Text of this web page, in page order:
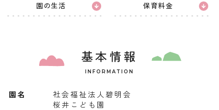
園の生活 保育料金
基本情報
INFORMATION
園名
社会福祉法人碧明会
桜井こども園